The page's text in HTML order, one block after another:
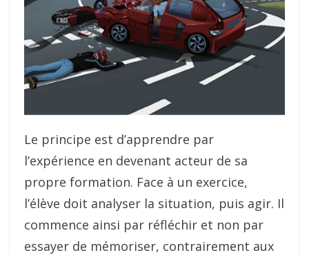
Le principe est d’apprendre par
l’expérience en devenant acteur de sa
propre formation. Face à un exercice,
l’élève doit analyser la situation, puis agir. Il
commence ainsi par réfléchir et non par
essayer de mémoriser, contrairement aux